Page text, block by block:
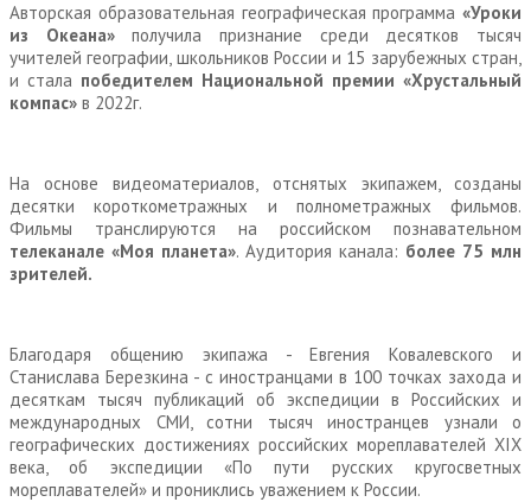
Авторская образовательная географическая программа «Уроки
из Океана»получила признание среди десятков тысяч
учителей географии, школьников России и 15 зарубежных стран,
и стала победителем Национальной премии «Хрустальный
компас» в 2022г.
На основе видеоматериалов, отснятых экипажем, созданы
десятки короткометражных и полнометражных фильмов.
Фильмы транслируются на российском познавательном
телеканале «Моя планета». Аудитория канала: более 75 млн
зрителей.
Благодаря общению экипажа - Евгения Ковалевского и
Станислава Березкина - с иностранцами в 100 точках захода и
десяткам тысяч публикаций об экспедиции в Российских и
международных СМИ, сотни тысяч иностранцев узнали о
географических достижениях российских мореплавателей XIX
века, об экспедиции «По пути русских кругосветных
мореплавателей» и прониклись уважением к России.